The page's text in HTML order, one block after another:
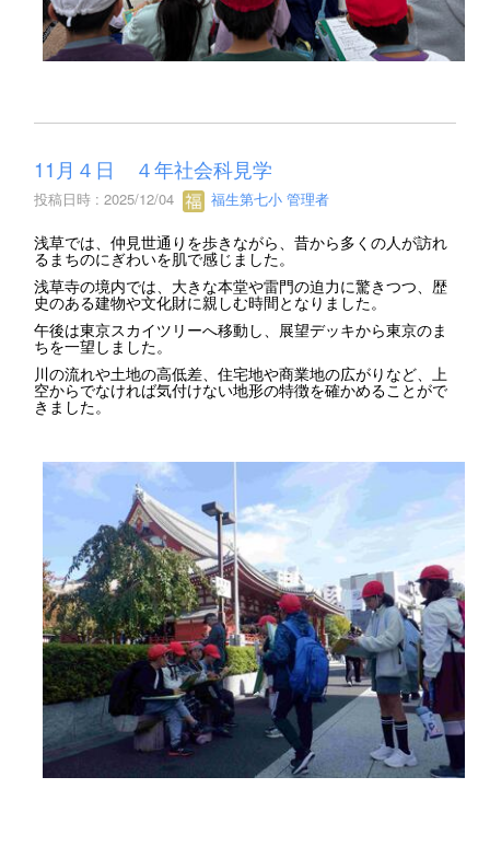
11月４日 ４年社会科見学
投稿日時 : 2025/12/04 福生第七小 管理者
浅草では、仲見世通りを歩きながら、昔から多くの人が訪れ
るまちのにぎわいを肌で感じました。
浅草寺の境内では、大きな本堂や雷門の迫力に驚きつつ、歴
史のある建物や文化財に親しむ時間となりました。
午後は東京スカイツリーへ移動し、展望デッキから東京のま
ちを一望しました。
川の流れや土地の高低差、住宅地や商業地の広がりなど、上
空からでなければ気付けない地形の特徴を確かめることがで
きました。